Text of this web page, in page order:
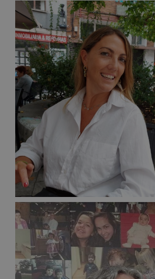
Senior Advisor
CARMEN ALONSO
Directora
SUSANA NOVAL IRURETAGOYENA